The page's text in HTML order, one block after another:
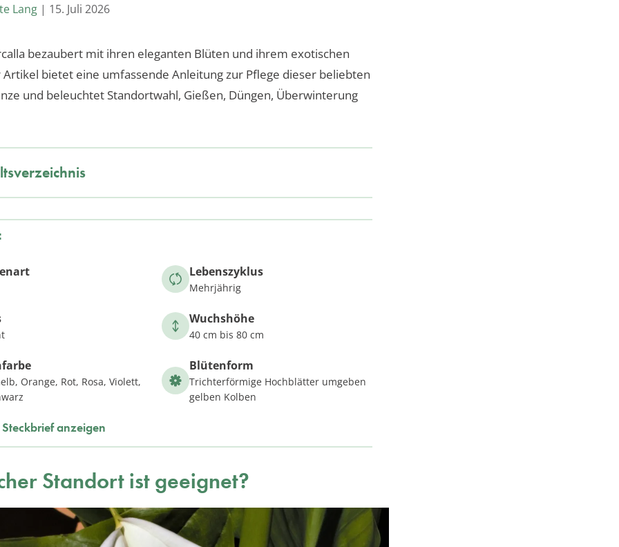
Lang | 15. Juli 2026
bezaubert mit ihren eleganten Blüten und ihrem exotischen
Artikel bietet eine umfassende Anleitung zur Pflege dieser beliebten
und beleuchtet Standortwahl, Gießen, Düngen, Überwinterung
Lebenszyklus
Mehrjährig
Wuchshöhe
40 cm bis 80 cm
Orange, Rot, Rosa, Violett,
Blütenform
Trichterförmige Hochblätter umgeben
gelben Kolben
anzeigen
Standort ist geeignet?